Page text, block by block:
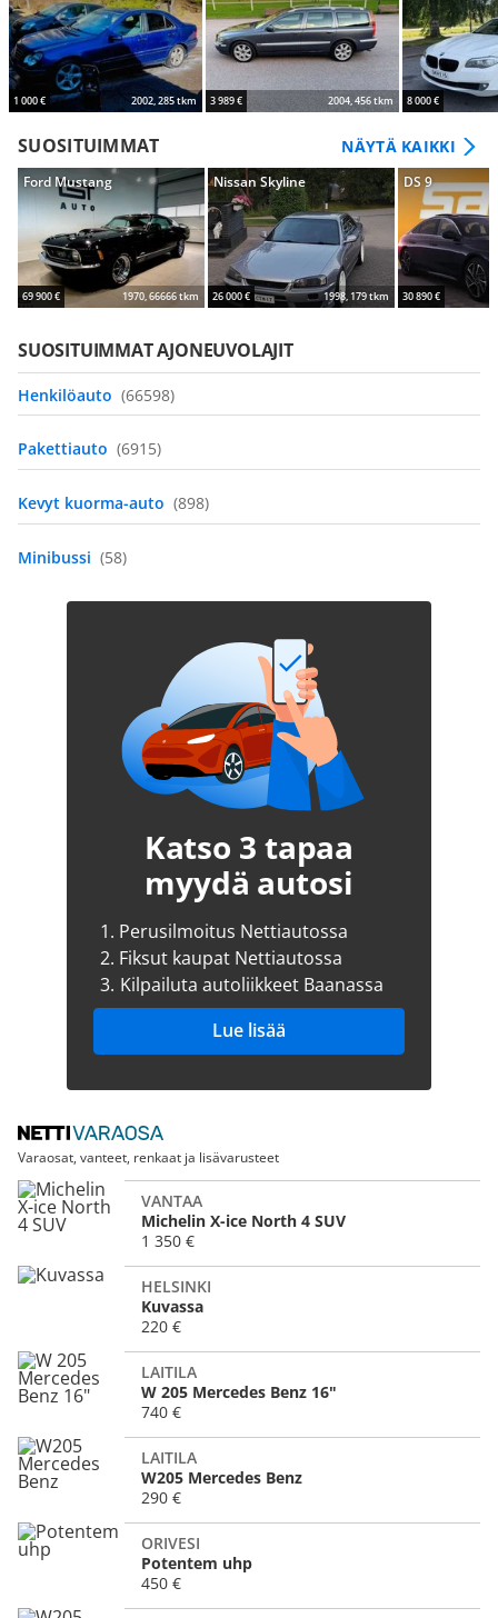
1 000 € 2002, 285 tkm 3 989 € 2004, 456 tkm 8 000 €
SUOSITUIMMAT NÄYTÄ KAIKKI
Ford Mustang
69 900 € 1970, 66666 tkm
Nissan Skyline
26 000 € 1998, 179 tkm
DS 9
30 890 €
SUOSITUIMMAT AJONEUVOLAJIT
(66598)
(6915)
(898)
(58)
Katso 3 tapaa
myydä autosi
1. Perusilmoitus Nettiautossa
2. Fiksut kaupat Nettiautossa
3. Kilpailuta autoliikkeet Baanassa
Lue lisää
Varaosat, vanteet, renkaat ja lisävarusteet
VANTAA
Michelin X-ice North 4 SUV
1 350 €
HELSINKI
Kuvassa
220 €
LAITILA
W 205 Mercedes Benz 16"
740 €
LAITILA
W205 Mercedes Benz
290 €
ORIVESI
Potentem uhp
450 €